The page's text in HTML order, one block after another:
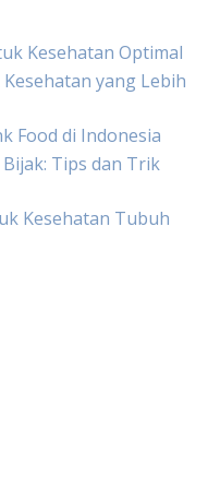
Kesehatan Optimal
yang Lebih
Food di Indonesia
Tips dan Trik
Kesehatan Tubuh